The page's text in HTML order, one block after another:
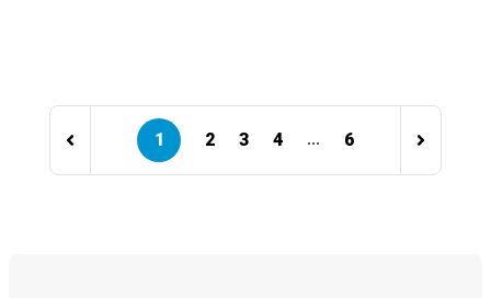
1 2 3 4 ... 6